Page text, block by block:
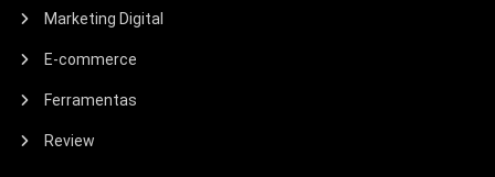
Marketing Digital
E-commerce
Ferramentas
Review